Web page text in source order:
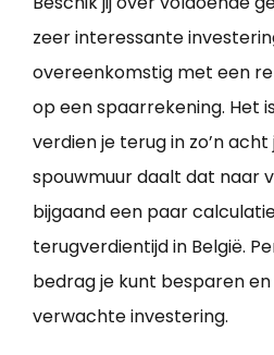
zeer interessante
overeenkomstig met een
op een spaarrekening. Het
verdien je terug in zo’n acht
spouwmuur daalt dat naar
bijgaand een paar
terugverdientijd in België.
bedrag je kunt besparen
verwachte investering.